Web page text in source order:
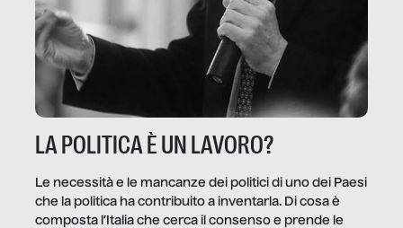
LA POLITICA È UN LAVORO?
Le necessità e le mancanze dei politici di uno dei Paesi
che la politica ha contribuito a inventarla. Di cosa è
composta l’Italia che cerca il consenso e prende le